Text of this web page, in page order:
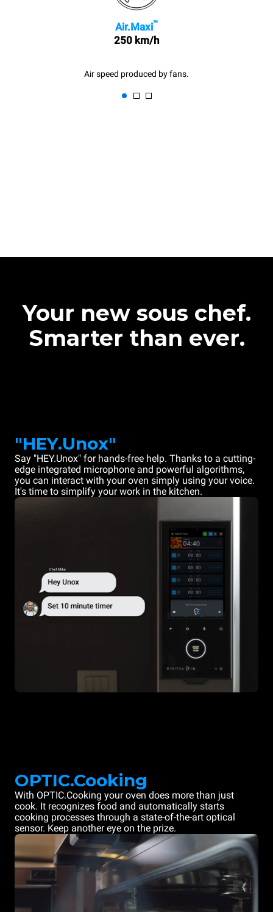
Air.Maxi™
250 km/h
Air speed produced by fans.
Your new sous chef.
Smarter than ever.
"HEY.Unox"
Say "HEY.Unox" for hands-free help. Thanks to a cutting-
edge integrated microphone and powerful algorithms,
you can interact with your oven simply using your voice.
It's time to simplify your work in the kitchen.
OPTIC.Cooking
With OPTIC.Cooking your oven does more than just
cook. It recognizes food and automatically starts
cooking processes through a state-of-the-art optical
sensor. Keep another eye on the prize.